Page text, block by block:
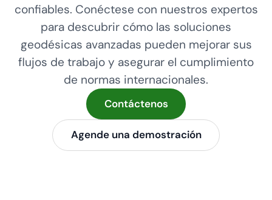
confiables. Conéctese con nuestros expertos
para descubrir cómo las soluciones
geodésicas avanzadas pueden mejorar sus
flujos de trabajo y asegurar el cumplimiento
de normas internacionales.
Contáctenos
Agende una demostración